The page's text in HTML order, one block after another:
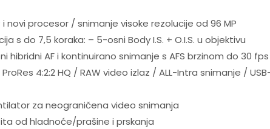
novi procesor / snimanje visoke rezolucije od 96 MP
s do 7,5 koraka: – 5-osni Body I.S. + O.I.S. u objektivu
AF i kontinuirano snimanje s AFS brzinom do 30 fps
4:2:2 HQ / RAW video izlaz / ALL-Intra snimanje /
za neograničena video snimanja
od hladnoće/prašine i prskanja